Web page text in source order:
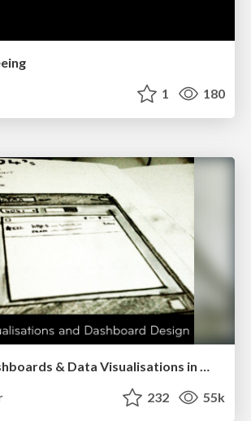
1 180
232 55k